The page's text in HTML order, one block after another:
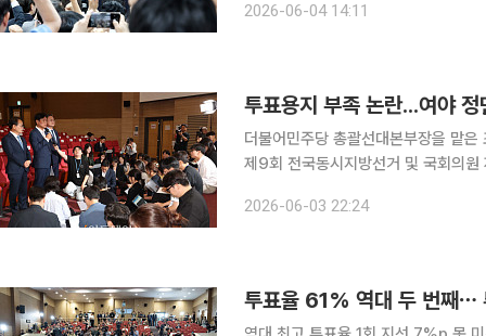
는 숙제로 남게 됐다. 반면 장동혁 국
2026-06-04 14:11
투표용지 부족 논란...여야
더불어민주당 총괄선대본부장을 맡
제9회 전국동시지방선거 및 국회의
다"며 "선관위에는 철저하게 책임을
2026-06-03 22:24
투표율 61% 역대 두 번째⋯